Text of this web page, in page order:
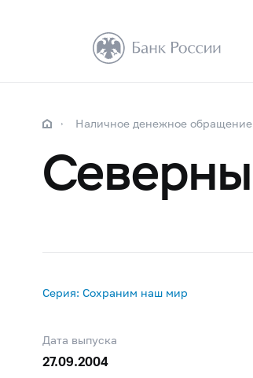
Наличное денежное обращение
Серия: Сохраним наш мир
Дата выпуска
27.09.2004